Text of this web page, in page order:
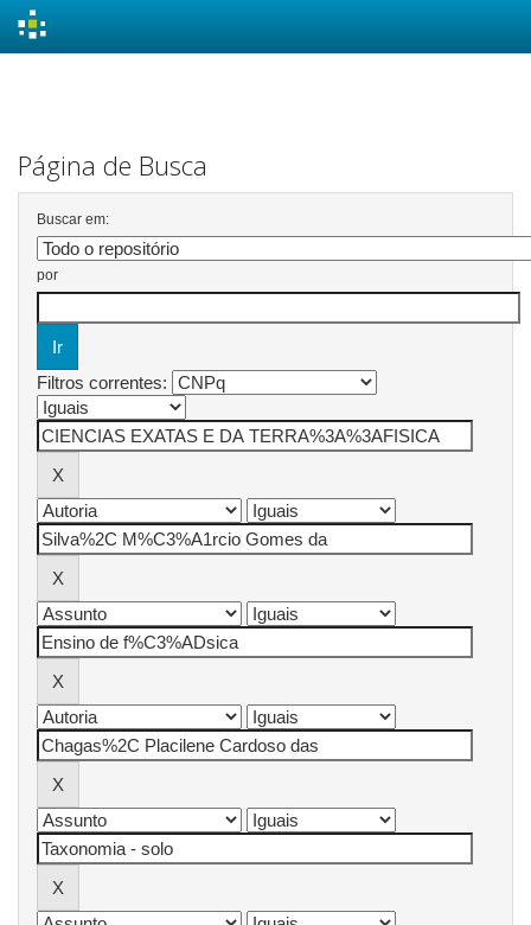
Página de Busca
Buscar em:
por
Filtros correntes: